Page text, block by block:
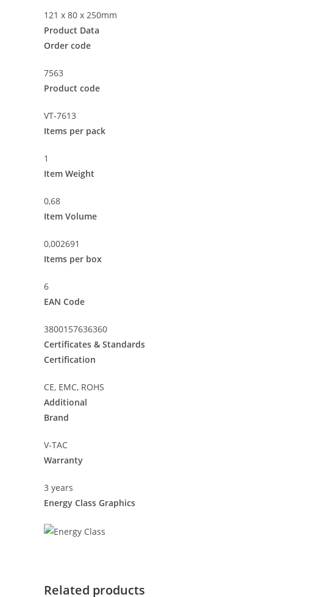
121 x 80 x 250mm
Product Data
Order code
7563
Product code
VT-7613
Items per pack
1
Item Weight
0,68
Item Volume
0,002691
Items per box
6
EAN Code
3800157636360
Certificates & Standards
Certification
CE, EMC, ROHS
Additional
Brand
V-TAC
Warranty
3 years
Energy Class Graphics
Related products